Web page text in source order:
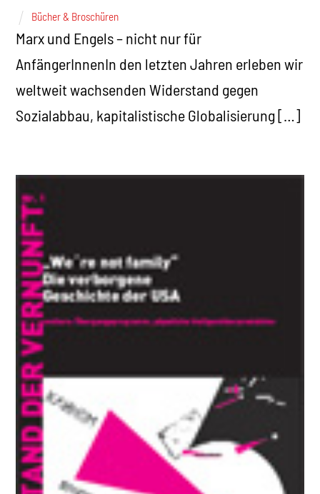
Bücher & Broschüren
Marx und Engels – nicht nur für
AnfängerInnenIn den letzten Jahren erleben wir
weltweit wachsenden Widerstand gegen
Sozialabbau, kapitalistische Globalisierung […]